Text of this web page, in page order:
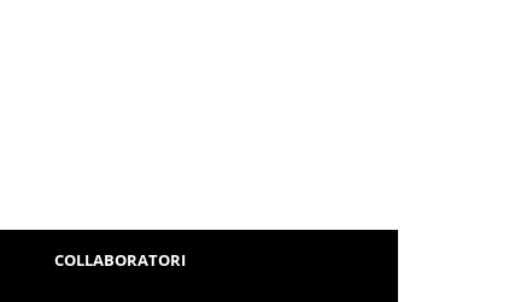
COLLABORATORI